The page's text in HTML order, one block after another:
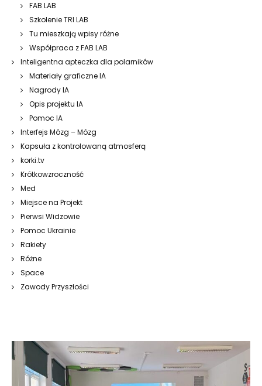
FAB LAB
Szkolenie TRI LAB
Tu mieszkają wpisy różne
Współpraca z FAB LAB
Inteligentna apteczka dla polarników
Materiały graficzne IA
Nagrody IA
Opis projektu IA
Pomoc IA
Interfejs Mózg – Mózg
Kapsuła z kontrolowaną atmosferą
korki.tv
Krótkowzroczność
Med
Miejsce na Projekt
Pierwsi Widzowie
Pomoc Ukrainie
Rakiety
Różne
Space
Zawody Przyszłości